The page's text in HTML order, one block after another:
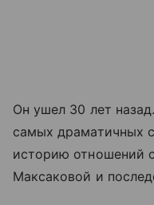
Он ушел 30 лет
самых драматичных
историю отношений
Максаковой и